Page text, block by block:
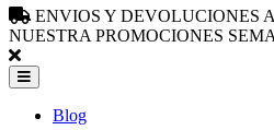
ENVIOS Y DEVOLUCIONES
NUESTRA PROMOCIONES
Blog